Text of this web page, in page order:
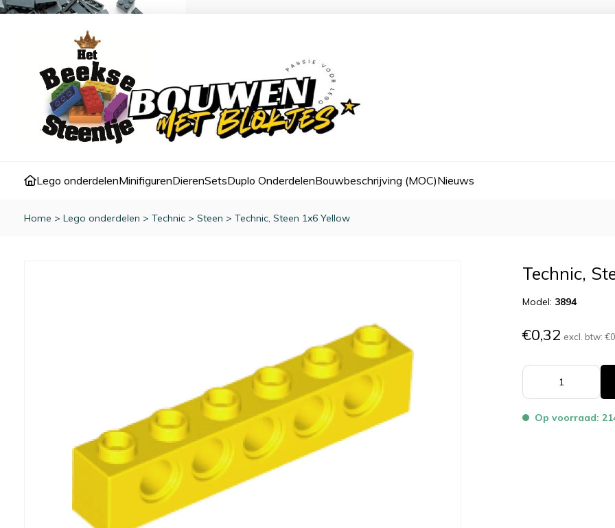
Lego onderdelenMinifigurenDierenSetsDuplo OnderdelenBouwbeschrijving (MOC)Nieuws
Home > Lego onderdelen > Technic > Steen > Technic, Steen 1x6 Yellow
Technic,
Model: 3894
€0,32 excl. btw:
Op voorraad: